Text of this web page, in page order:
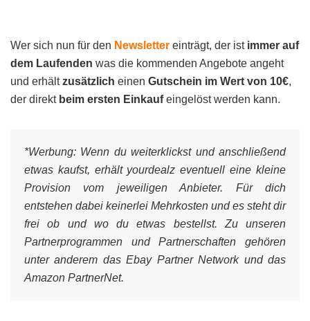
Wer sich nun für den Newsletter einträgt, der ist immer auf
dem Laufenden was die kommenden Angebote angeht
und erhältzusätzlich einen Gutschein im Wert von 10€,
der direkt beim ersten Einkaufeingelöst werden kann.
*Werbung: Wenn du weiterklickst und anschließend
etwas kaufst, erhält yourdealz eventuell eine kleine
Provision vom jeweiligen Anbieter. Für dich
entstehen dabei keinerlei Mehrkosten und es steht dir
frei ob und wo du etwas bestellst. Zu unseren
Partnerprogrammen und Partnerschaften gehören
unter anderem das Ebay Partner Network und das
Amazon PartnerNet.